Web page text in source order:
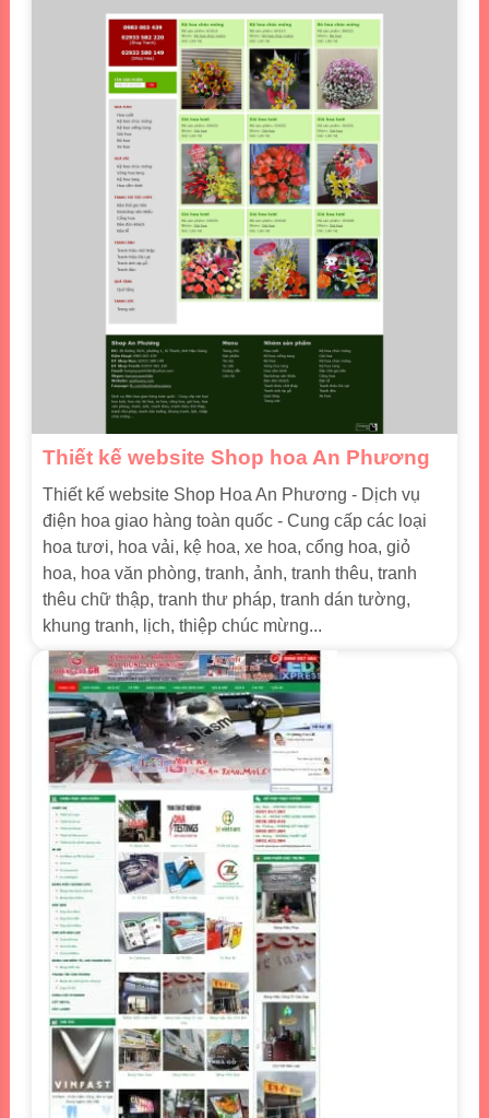
Thiết kế website Shop hoa An Phương
Thiết kế website Shop Hoa An Phương - Dịch vụ
điện hoa giao hàng toàn quốc - Cung cấp các loại
hoa tươi, hoa vải, kệ hoa, xe hoa, cổng hoa, giỏ
hoa, hoa văn phòng, tranh, ảnh, tranh thêu, tranh
thêu chữ thập, tranh thư pháp, tranh dán tường,
khung tranh, lịch, thiệp chúc mừng...